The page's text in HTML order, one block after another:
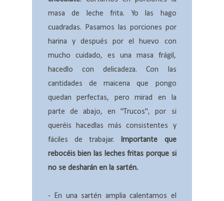
masa de leche frita. Yo las hago
cuadradas. Pasamos las porciones por
harina y después por el huevo con
mucho cuidado, es una masa frágil,
hacedlo con delicadeza. Con las
cantidades de maicena que pongo
quedan perfectas, pero mirad en la
parte de abajo, en "Trucos", por si
queréis hacedlas más consistentes y
fáciles de trabajar.
Importante que
rebocéis bien las leches fritas porque si
no se desharán en la sartén.
- En una sartén amplia calentamos el